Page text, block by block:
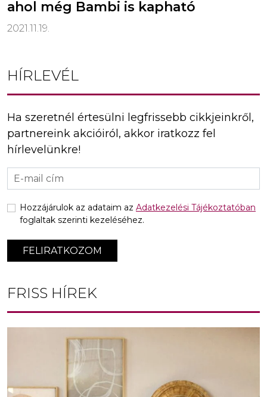
ahol még Bambi is kapható
2021.11.19.
HÍRLEVÉL
Ha szeretnél értesülni legfrissebb cikkjeinkről,
partnereink akcióiról, akkor iratkozz fel
hírlevelünkre!
FELIRATKOZOM
Hozzájárulok az adataim az Adatkezelési Tájékoztatóban
foglaltak szerinti kezeléséhez.
FRISS HÍREK